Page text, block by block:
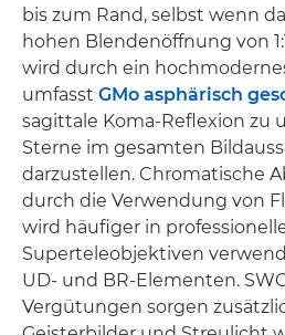
bis zum Rand, selbst wenn
hohen Blendenöffnung von
wird durch ein
umfasst GMo asphärisch
sagittale Koma-Reflexion zu
Sterne im gesamten
darzustellen. Chromatische
durch die Verwendung von
wird häufiger in
Superteleobjektiven
UD- und BR-Elementen.
Vergütungen sorgen